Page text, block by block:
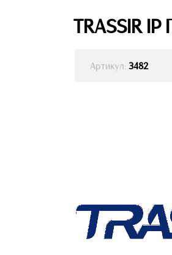
TRASSIR
Артикул: 3482